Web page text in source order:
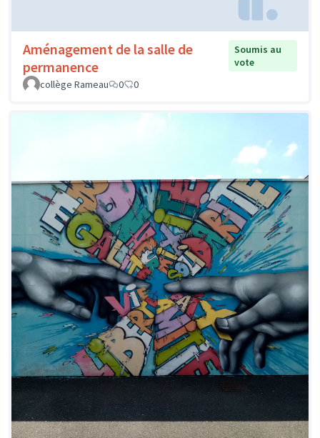
Aménagement de la salle de
permanence
Soumis au
vote
collège Rameau
0 0